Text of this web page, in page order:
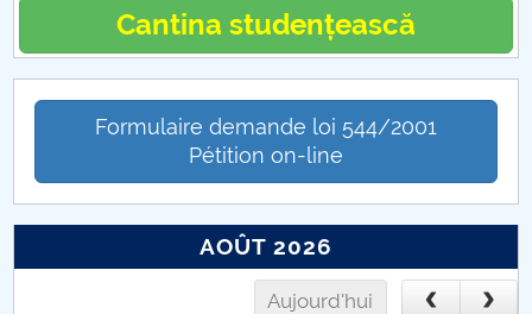
Cantina studențească
Formulaire demande loi 544/2001
Pétition on-line
AOÛT 2026
Aujourd'hui